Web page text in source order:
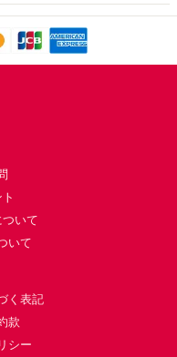
いて
いて
く表記
款
シー